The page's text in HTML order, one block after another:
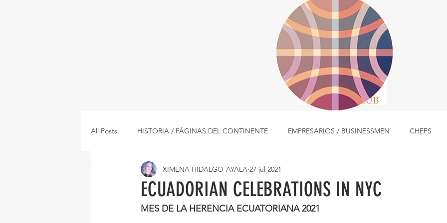
All Posts HISTORIA / PÁGINAS DEL CONTINENTE EMPRESARIOS / BUSINESSMEN CHEFS
ENTREVISTAS / INTERVIEWS LUGARES MÚSICA
RESTAURANTES RECETAS TALENTOS COCINA CON HISTORIA
ECUADORIAN CELEBRATIONS IN NYC
XIMENA HIDALGO-AYALA 27 jul 2021
MES DE LA HERENCIA ECUATORIANA 2021